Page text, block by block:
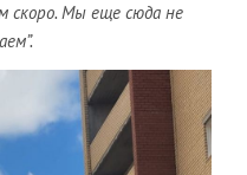
скоро. Мы еще сюда не